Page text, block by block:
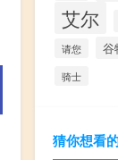
艾尔
请您 谷
骑士
猜你想看